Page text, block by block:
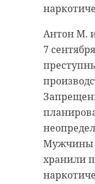
Антон М.
7
Мужчины
хранили
В
открылся
чемпионат
России по
20 июля 2025, 17:12